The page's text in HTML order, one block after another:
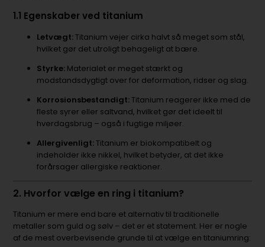
1.1 Egenskaber ved titanium
Letvægt:Titanium vejer cirka halvt så meget som stål,
hvilket gør det utroligt behageligt at bære.
Styrke: Materialet er meget stærkt og
modstandsdygtigt over for deformation, ridser og slag.
Korrosionsbestandigt:Titanium reagerer ikke med de
fleste syrer eller saltvand, hvilket gør det ideelt til
hverdagsbrug – også i fugtige miljøer.
Allergivenligt:Titanium er biokompatibelt og
indeholder ikke nikkel, hvilket betyder, at det ikke
forårsager allergiske reaktioner.
2. Hvorfor vælge en ring i titanium?
Titanium er mere end bare et alternativ til traditionelle
metaller som guld og sølv – det er et statement. Her er nogle
af de mest overbevisende grunde til at vælge en titaniumring: